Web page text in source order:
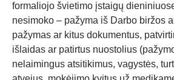
formaliojo švietimo įstaigų
nesimoko – pažyma iš Darbo biržos
pažymas ar kitus dokumentus,
išlaidas ar patirtus nuostolius
nelaimingus atsitikimus, vagystės,